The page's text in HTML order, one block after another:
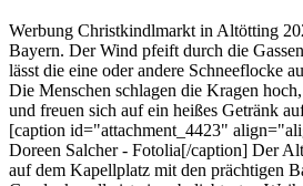
Werbung Christkindlmarkt in Altötting
Bayern. Der Wind pfeift durch die
lässt die eine oder andere Schneeflocke
Die Menschen schlagen die Kragen
und freuen sich auf ein heißes Getränk
[caption id="attachment_4423"
Doreen Salcher - Fotolia[/caption] Der
auf dem Kapellplatz mit den prächtigen